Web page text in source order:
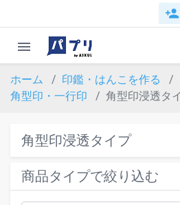
person_add
menu
ホーム 印鑑・はんこを作る
角型印・一行印
角型印浸透タ
角型印浸透タイプ
商品タイプで絞り込む